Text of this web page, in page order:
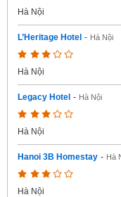
Hà Nội
L’Heritage Hotel - Hà Nội
Hà Nội
Legacy Hotel - Hà Nội
Hà Nội
Hanoi 3B Homestay - Hà
Hà Nội